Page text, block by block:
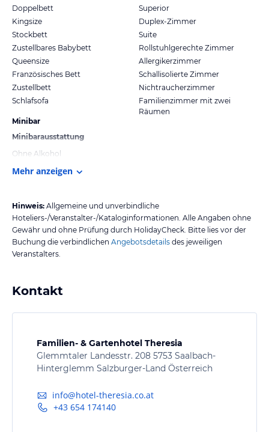
Doppelbett
Kingsize
Stockbett
Zustellbares Babybett
Queensize
Französisches Bett
Zustellbett
Schlafsofa
Minibar
Minibarausstattung
Ohne Alkohol
Superior
Duplex-Zimmer
Suite
Rollstuhlgerechte Zimmer
Allergikerzimmer
Schallisolierte Zimmer
Nichtraucherzimmer
Familienzimmer mit zwei
Räumen
Mehr anzeigen
Hinweis: Allgemeine und unverbindliche
Hoteliers-/Veranstalter-/Kataloginformationen. Alle Angaben ohne
Gewähr und ohne Prüfung durch HolidayCheck. Bitte lies vor der
Buchung die verbindlichen Angebotsdetails des jeweiligen
Veranstalters.
Kontakt
Familien- & Gartenhotel Theresia
Glemmtaler Landesstr. 208 5753 Saalbach-
Hinterglemm Salzburger-Land Österreich
info@hotel-theresia.co.at
+43 654 174140